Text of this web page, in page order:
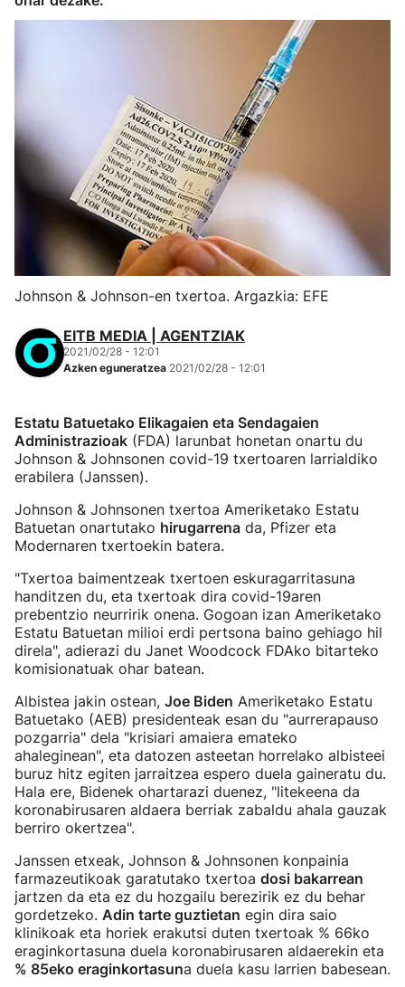
Johnson & Johnson-en txertoa. Argazkia: EFE
EITB MEDIA | AGENTZIAK
2021/02/28 - 12:01
Azken eguneratzea 2021/02/28 - 12:01
Estatu Batuetako Elikagaien eta Sendagaien
Administrazioak (FDA) larunbat honetan onartu du
Johnson & Johnsonen covid-19 txertoaren larrialdiko
erabilera (Janssen).
Johnson & Johnsonen txertoa Ameriketako Estatu
Batuetan onartutako hirugarrena da, Pfizer eta
Modernaren txertoekin batera.
"Txertoa baimentzeak txertoen eskuragarritasuna
handitzen du, eta txertoak dira covid-19aren
prebentzio neurririk onena. Gogoan izan Ameriketako
Estatu Batuetan milioi erdi pertsona baino gehiago hil
direla", adierazi du Janet Woodcock FDAko bitarteko
komisionatuak ohar batean.
Albistea jakin ostean, Joe Biden Ameriketako Estatu
Batuetako (AEB) presidenteak esan du "aurrerapauso
pozgarria" dela "krisiari amaiera emateko
ahaleginean", eta datozen asteetan horrelako albisteei
buruz hitz egiten jarraitzea espero duela gaineratu du.
Hala ere, Bidenek ohartarazi duenez, "litekeena da
koronabirusaren aldaera berriak zabaldu ahala gauzak
berriro okertzea".
Janssen etxeak, Johnson & Johnsonen konpainia
farmazeutikoak garatutako txertoa dosi bakarrean
jartzen da eta ez du hozgailu berezirik ez du behar
gordetzeko. Adin tarte guztietan egin dira saio
klinikoak eta horiek erakutsi duten txertoak % 66ko
eraginkortasuna duela koronabirusaren aldaerekin eta
% 85eko eraginkortasuna duela kasu larrien babesean.